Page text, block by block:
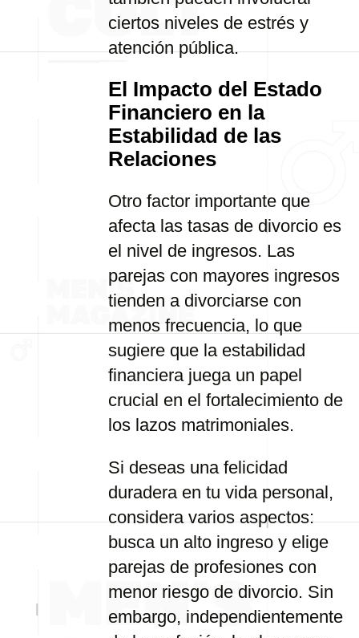
ciertos niveles de estrés y
atención pública.
El Impacto del Estado
Financiero en la
Estabilidad de las
Relaciones
Otro factor importante que
afecta las tasas de divorcio es
el nivel de ingresos. Las
parejas con mayores ingresos
tienden a divorciarse con
menos frecuencia, lo que
sugiere que la estabilidad
financiera juega un papel
crucial en el fortalecimiento de
los lazos matrimoniales.
Si deseas una felicidad
duradera en tu vida personal,
considera varios aspectos:
busca un alto ingreso y elige
parejas de profesiones con
menor riesgo de divorcio. Sin
embargo, independientemente